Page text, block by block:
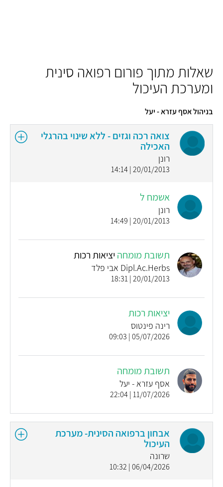
שאלות מתוך פורום רפואה סינית
ומערכת העיכול
בניהול אסף עזרא - יעל
צואה רכה וגזים - ללא שינוי בהרגלי
האכילה
רונן
20/01/2013 | 14:14
אשמח ל
רונן
20/01/2013 | 14:49
תשובת מומחהיציאות רכות
Dipl.Ac.Herbs אבי פלד
20/01/2013 | 18:31
יציאות רכות
רינה פינטוס
05/07/2026 | 09:03
תשובת מומחה
אסף עזרא - יעל
11/07/2026 | 22:04
אבחון ברפואה הסינית- מערכת
העיכול
שרונה
06/04/2026 | 10:32